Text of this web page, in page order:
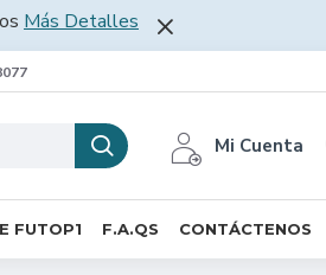
Más Detalles
Mi Cuenta
FUTOP1 F.A.QS CONTÁCTENOS